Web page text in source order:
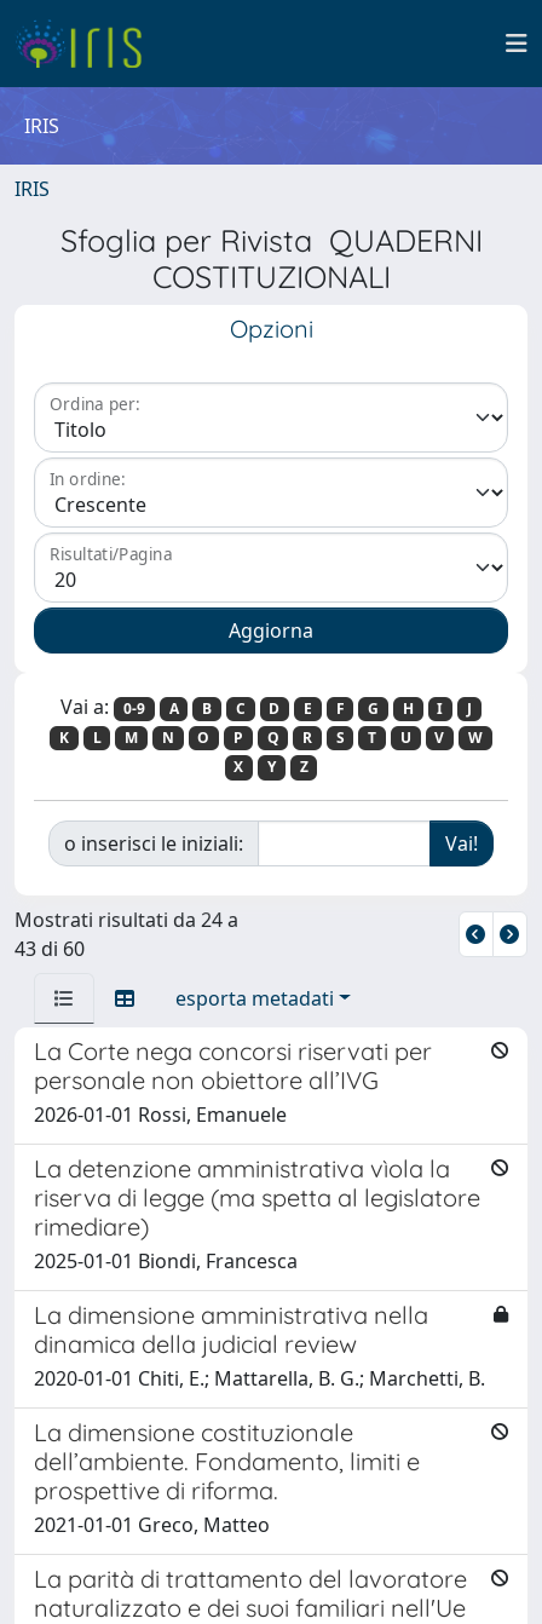
IRIS
IRIS
Sfoglia per Rivista QUADERNI
COSTITUZIONALI
Opzioni
Ordina per:
In ordine:
Risultati/Pagina
Vai a: 0-9 A B C D E F G H I
J
K
L M N O P Q R S T U V
W
X
Y Z
o inserisci le iniziali:
Mostrati risultati da 24 a
43 di 60
esporta metadati
La Corte nega concorsi riservati per
personale non obiettore all’IVG
2026-01-01 Rossi, Emanuele
La detenzione amministrativa vìola la
riserva di legge (ma spetta al legislatore
rimediare)
2025-01-01 Biondi, Francesca
La dimensione amministrativa nella
dinamica della judicial review
2020-01-01 Chiti, E.; Mattarella, B. G.; Marchetti, B.
La dimensione costituzionale
dell’ambiente. Fondamento, limiti e
prospettive di riforma.
2021-01-01 Greco, Matteo
La parità di trattamento del lavoratore
naturalizzato e dei suoi familiari nell'Ue